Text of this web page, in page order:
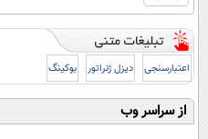
اعتبارسنجی دیزل ژنراتور بوکینگ
از سراسر وب